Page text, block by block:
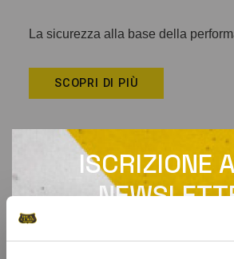
ISCRIZIONE
Ricevi un codice promozionale
del 10% su tutto il
La sicurezza alla base della
SCOPRI DI PIÙ